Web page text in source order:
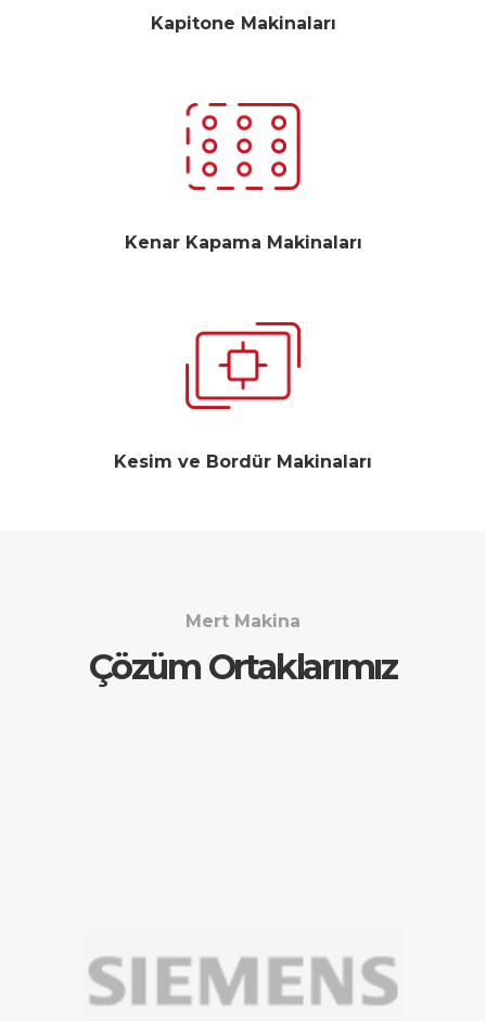
Kapitone Makinaları
Kenar Kapama Makinaları
Kesim ve Bordür Makinaları
Mert Makina
Çözüm Ortaklarımız